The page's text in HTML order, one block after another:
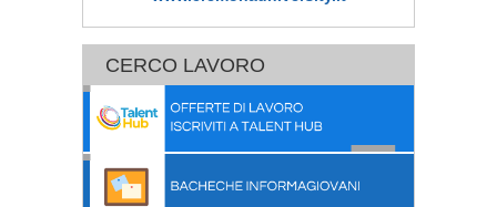
CERCO LAVORO